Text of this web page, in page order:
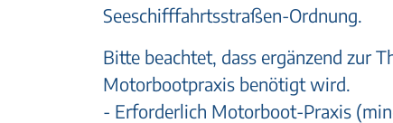
Seeschifffahrtsstraßen-Ordnung.
Bitte beachtet, dass ergänzend zur
Motorbootpraxis benötigt wird.
- Erforderlich Motorboot-Praxis